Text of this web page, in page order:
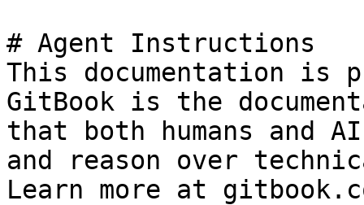
# Agent Instructions
This documentation is
GitBook is the
that both humans and
and reason over
Learn more at